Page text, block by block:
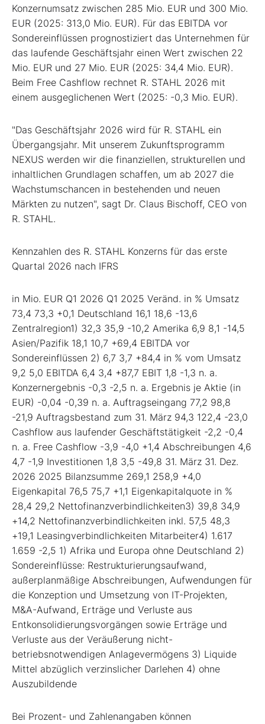
Konzernumsatz zwischen 285 Mio. EUR und 300 Mio.
EUR (2025: 313,0 Mio. EUR). Für das EBITDA vor
Sondereinflüssen prognostiziert das Unternehmen für
das laufende Geschäftsjahr einen Wert zwischen 22
Mio. EUR und 27 Mio. EUR (2025: 34,4 Mio. EUR).
Beim Free Cashflow rechnet R. STAHL 2026 mit
einem ausgeglichenen Wert (2025: -0,3 Mio. EUR).
"Das Geschäftsjahr 2026 wird für R. STAHL ein
Übergangsjahr. Mit unserem Zukunftsprogramm
NEXUS werden wir die finanziellen, strukturellen und
inhaltlichen Grundlagen schaffen, um ab 2027 die
Wachstumschancen in bestehenden und neuen
Märkten zu nutzen", sagt Dr. Claus Bischoff, CEO von
R. STAHL.
Kennzahlen des R. STAHL Konzerns für das erste
Quartal 2026 nach IFRS
in Mio. EUR Q1 2026 Q1 2025 Veränd. in % Umsatz
73,4 73,3 +0,1 Deutschland 16,1 18,6 -13,6
Zentralregion1) 32,3 35,9 -10,2 Amerika 6,9 8,1 -14,5
Asien/Pazifik 18,1 10,7 +69,4 EBITDA vor
Sondereinflüssen 2) 6,7 3,7 +84,4 in % vom Umsatz
9,2 5,0 EBITDA 6,4 3,4 +87,7 EBIT 1,8 -1,3 n. a.
Konzernergebnis -0,3 -2,5 n. a. Ergebnis je Aktie (in
EUR) -0,04 -0,39 n. a. Auftragseingang 77,2 98,8
-21,9 Auftragsbestand zum 31. März 94,3 122,4 -23,0
Cashflow aus laufender Geschäftstätigkeit -2,2 -0,4
n. a. Free Cashflow -3,9 -4,0 +1,4 Abschreibungen 4,6
4,7 -1,9 Investitionen 1,8 3,5 -49,8 31. März 31. Dez.
2026 2025 Bilanzsumme 269,1 258,9 +4,0
Eigenkapital 76,5 75,7 +1,1 Eigenkapitalquote in %
28,4 29,2 Nettofinanzverbindlichkeiten3) 39,8 34,9
+14,2 Nettofinanzverbindlichkeiten inkl. 57,5 48,3
+19,1 Leasingverbindlichkeiten Mitarbeiter4) 1.617
1.659 -2,5 1) Afrika und Europa ohne Deutschland 2)
Sondereinflüsse: Restrukturierungsaufwand,
außerplanmäßige Abschreibungen, Aufwendungen für
die Konzeption und Umsetzung von IT-Projekten,
M&A-Aufwand, Erträge und Verluste aus
Entkonsolidierungsvorgängen sowie Erträge und
Verluste aus der Veräußerung nicht-
betriebsnotwendigen Anlagevermögens 3) Liquide
Mittel abzüglich verzinslicher Darlehen 4) ohne
Auszubildende
Bei Prozent- und Zahlenangaben können